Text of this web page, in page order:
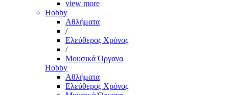
view more
Hobby
Αθλήματα
/
Ελεύθερος Χρόνος
/
Μουσικά Όργανα
Hobby
Αθλήματα
Ελεύθερος Χρόνος